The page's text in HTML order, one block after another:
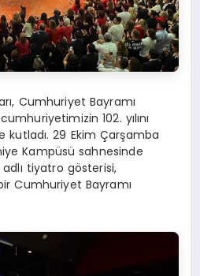
Cumhuriyet Bayramı
cumhuriyetimizin 102. yılını
29 Ekim Çarşamba
Kampüsü sahnesinde
adlı tiyatro gösterisi,
Cumhuriyet Bayramı